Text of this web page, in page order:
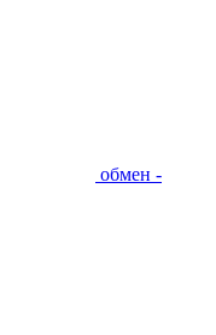
обмен -